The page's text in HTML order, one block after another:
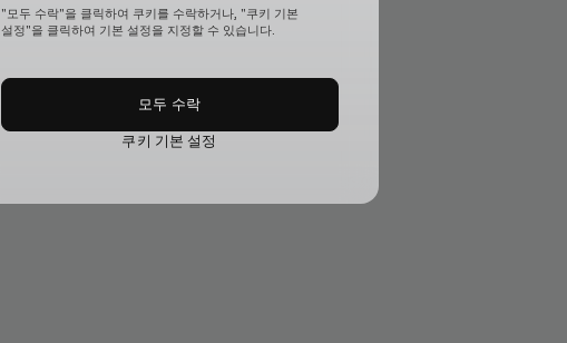
"모두 수락"을 클릭하여 쿠키를 수락하거나, "쿠키 기본
설정"을 클릭하여 기본 설정을 지정할 수 있습니다.
쿠키 기본 설정
모두 수락